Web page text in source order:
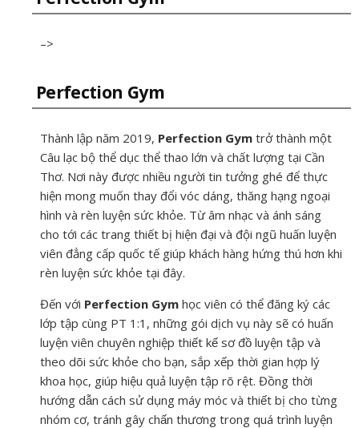
–>
Perfection Gym
Thành lập năm 2019, Perfection Gym trở thành một
Câu lạc bộ thể dục thể thao lớn và chất lượng tại Cần
Thơ. Nơi này được nhiều người tin tưởng ghé để thực
hiện mong muốn thay đổi vóc dáng, thăng hạng ngoại
hình và rèn luyện sức khỏe. Từ âm nhạc và ánh sáng
cho tới các trang thiết bị hiện đại và đội ngũ huấn luyện
viên đẳng cấp quốc tế giúp khách hàng hứng thú hơn khi
rèn luyện sức khỏe tại đây.
Đến với Perfection Gym học viên có thể đăng ký các
lớp tập cùng PT 1:1, những gói dịch vụ này sẽ có huấn
luyện viên chuyên nghiệp thiết kế sơ đồ luyện tập và
theo dõi sức khỏe cho bạn, sắp xếp thời gian hợp lý
khoa học, giúp hiệu quả luyện tập rõ rệt. Đồng thời
hướng dẫn cách sử dụng máy móc và thiết bị cho từng
nhóm cơ, tránh gây chấn thương trong quá trình luyện